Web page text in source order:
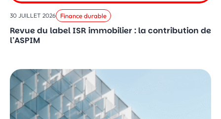
30 JUILLET 2026 Finance durable
Revue du label ISR immobilier : la contribution de
l’ASPIM